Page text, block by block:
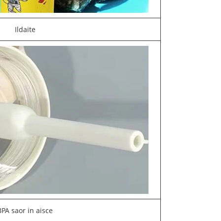
Ildaite
saor in aisce